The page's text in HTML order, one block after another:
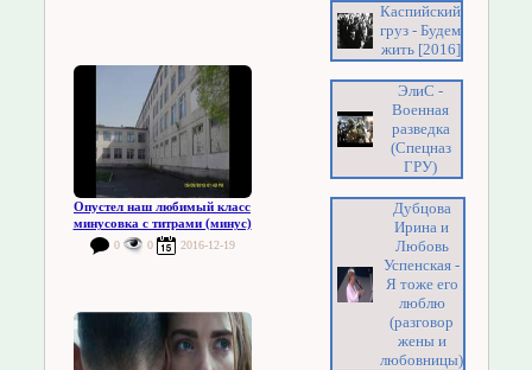
Опустел наш любимый класс
минусовка с титрами (минус)
0 0 2016-12-19
Каспийский
груз - Будем
жить [2016]
ЭлиС -
Военная
разведка
(Спецназ
ГРУ)
Дубцова
Ирина и
Любовь
Успенская -
Я тоже его
люблю
(разговор
жены и
любовницы)